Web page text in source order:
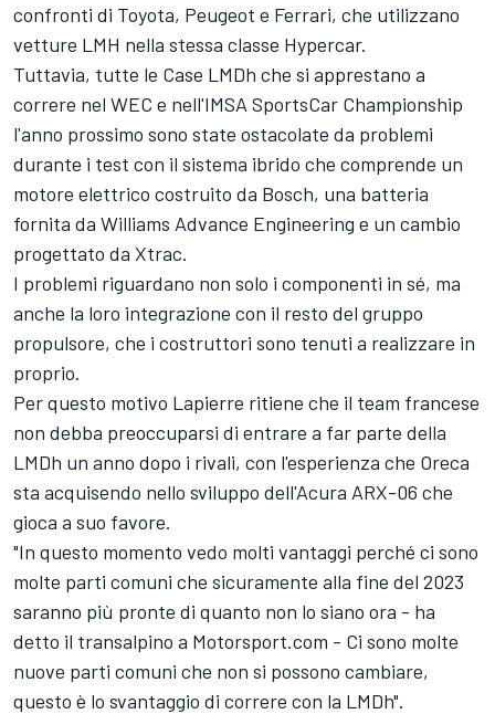
confronti di Toyota, Peugeot e Ferrari, che utilizzano
vetture LMH nella stessa classe Hypercar.
Tuttavia, tutte le Case LMDh che si apprestano a
correre nel WEC e nell'IMSA SportsCar Championship
l'anno prossimo sono state ostacolate da problemi
durante i test con il sistema ibrido che comprende un
motore elettrico costruito da Bosch, una batteria
fornita da Williams Advance Engineering e un cambio
progettato da Xtrac.
I problemi riguardano non solo i componenti in sé, ma
anche la loro integrazione con il resto del gruppo
propulsore, che i costruttori sono tenuti a realizzare in
proprio.
Per questo motivo Lapierre ritiene che il team francese
non debba preoccuparsi di entrare a far parte della
LMDh un anno dopo i rivali, con l'esperienza che Oreca
sta acquisendo nello sviluppo dell'Acura ARX-06 che
gioca a suo favore.
"In questo momento vedo molti vantaggi perché ci sono
molte parti comuni che sicuramente alla fine del 2023
saranno più pronte di quanto non lo siano ora - ha
detto il transalpino a Motorsport.com - Ci sono molte
nuove parti comuni che non si possono cambiare,
questo è lo svantaggio di correre con la LMDh".